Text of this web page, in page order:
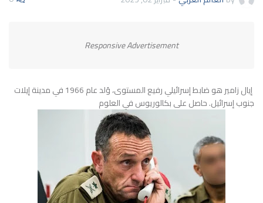
Responsive Advertisement
إيال زامير هو ضابط إسرائيلي رفيع المستوى، وُلد عام 1966 في مدينة إيلات
جنوب إسرائيل. حاصل على بكالوريوس في العلوم